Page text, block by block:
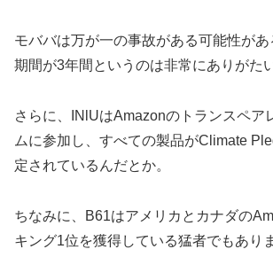
モババは万が一の事故がある可能性が
期間が3年間というのは非常にありがた
さらに、INlUはAmazonのトランスペア
ムに参加し、すべての製品がClimate
定されているんだとか。
ちなみに、B61はアメリカとカナダの
キング1位を獲得している猛者でもあり